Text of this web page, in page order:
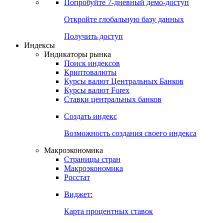
Попробуйте 7-дневный демо-доступ
Откройте глобальную базу данных
Получить доступ
Индексы
Индикаторы рынка
Поиск индексов
Криптовалюты
Курсы валют Центральных Банков
Курсы валют Forex
Ставки центральных банков
Создать индекс
Возможность создания своего индекса
Макроэкономика
Страницы стран
Макроэкономика
Росстат
Виджет:
Карта процентных ставок